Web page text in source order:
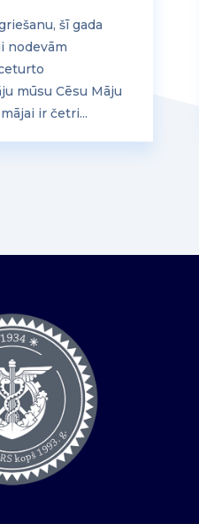
šī gada
nodevām
mūsu Cēsu Māju
ir četri...